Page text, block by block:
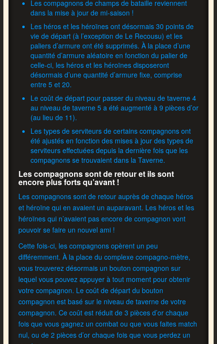
Les compagnons de champs de bataille reviennent
dans la mise à jour de mi-saison !
Les héros et les héroïnes ont désormais 30 points de
vie de départ (à l’exception de Le Recousu) et les
paliers d’armure ont été supprimés. À la place d’une
quantité d’armure aléatoire en fonction du palier de
celle-ci, les héros et les héroïnes disposeront
désormais d’une quantité d’armure fixe, comprise
entre 5 et 20.
Le coût de départ pour passer du niveau de taverne 4
au niveau de taverne 5 a été augmenté à 9 pièces d’or
(au lieu de 11).
Les types de serviteurs de certains compagnons ont
été ajustés en fonction des mises à jour des types de
serviteurs effectuées depuis la dernière fois que les
compagnons se trouvaient dans la Taverne.
Les compagnons sont de retour et ils sont
encore plus forts qu’avant !
Les compagnons sont de retour auprès de chaque héros
et héroïne qui en avaient un auparavant. Les héros et les
héroïnes qui n’avaient pas encore de compagnon vont
pouvoir se faire un nouvel ami !
Cette fois-ci, les compagnons opèrent un peu
différemment. À la place du complexe compagno-mètre,
vous trouverez désormais un bouton compagnon sur
lequel vous pouvez appuyer à tout moment pour obtenir
votre compagnon. Le coût de départ du bouton
compagnon est basé sur le niveau de taverne de votre
compagnon. Ce coût est réduit de 3 pièces d’or chaque
fois que vous gagnez un combat ou que vous faites match
nul, ou de 2 pièces d’or chaque fois que vous perdez un